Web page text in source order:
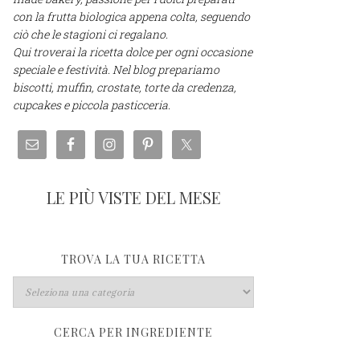
con la frutta biologica appena colta, seguendo
ciò che le stagioni ci regalano.
Qui troverai la ricetta dolce per ogni occasione
speciale e festività. Nel blog prepariamo
biscotti, muffin, crostate, torte da credenza,
cupcakes e piccola pasticceria.
LE PIÙ VISTE DEL MESE
TROVA LA TUA RICETTA
CERCA PER INGREDIENTE